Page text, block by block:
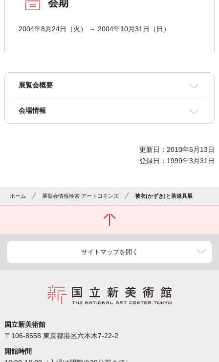
会期
2004年8月24日（火） ～ 2004年10月31日（日）
展覧会概要
会場情報
更新日：2010年5月13日
登録日：1999年3月31日
ホーム 展覧会情報検索 アートコモンズ 被衣(かずき)と茶道具展
サイトマップを開く
国立新美術館
〒106-8558 東京都港区六本木7-22-2
開館時間